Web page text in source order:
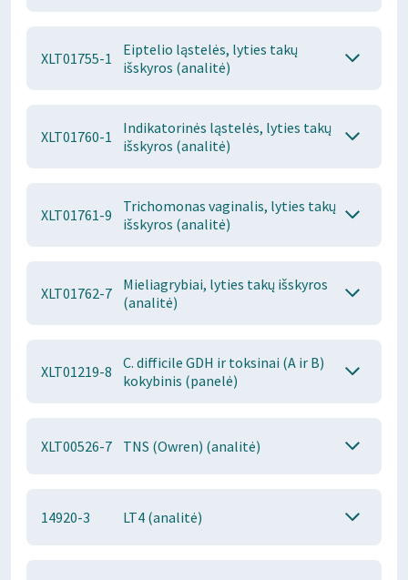
XLT01755-1
Eiptelio ląstelės, lyties takų
išskyros (analitė)
XLT01760-1
Indikatorinės ląstelės, lyties takų
išskyros (analitė)
XLT01761-9
Trichomonas vaginalis, lyties takų
išskyros (analitė)
XLT01762-7
Mieliagrybiai, lyties takų išskyros
(analitė)
XLT01219-8
C. difficile GDH ir toksinai (A ir B)
kokybinis (panelė)
XLT00526-7 TNS (Owren) (analitė)
14920-3 LT4 (analitė)